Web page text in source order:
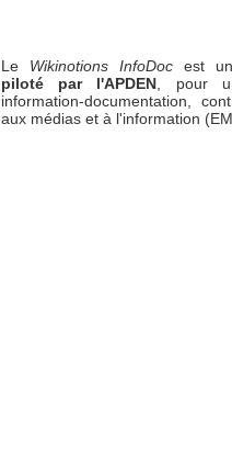
Le Wikinotions InfoDoc est
piloté par l'APDEN, pour
information-documentation,
aux médias et à l'information